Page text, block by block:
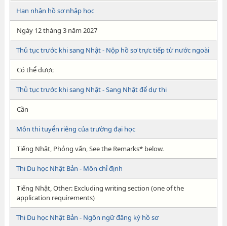
Hạn nhận hồ sơ nhập học
Ngày 12 tháng 3 năm 2027
Thủ tục trước khi sang Nhật - Nộp hồ sơ trực tiếp từ nước ngoài
Có thể được
Thủ tục trước khi sang Nhật - Sang Nhật để dự thi
Cần
Môn thi tuyển riêng của trường đại học
Tiếng Nhật, Phỏng vấn, See the Remarks* below.
Thi Du học Nhật Bản - Môn chỉ định
Tiếng Nhật, Other: Excluding writing section (one of the
application requirements)
Thi Du học Nhật Bản - Ngôn ngữ đăng ký hồ sơ